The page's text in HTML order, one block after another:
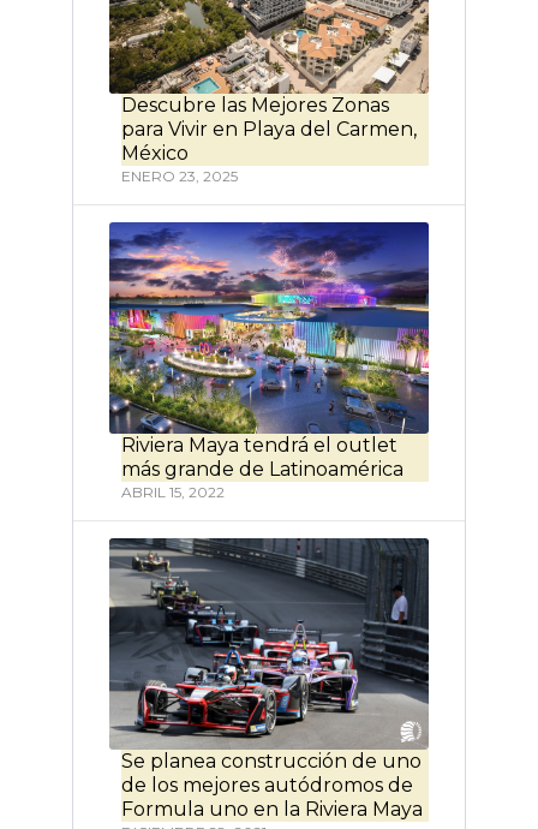
Descubre las Mejores Zonas
para Vivir en Playa del Carmen,
México
ENERO 23, 2025
Riviera Maya tendrá el outlet
más grande de Latinoamérica
ABRIL 15, 2022
Se planea construcción de uno
de los mejores autódromos de
Formula uno en la Riviera Maya